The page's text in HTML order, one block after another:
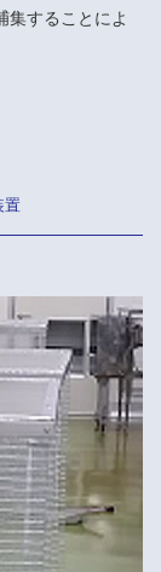
集することによ
置